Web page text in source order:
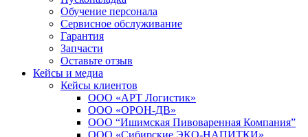
Обучение персонала
Сервисное обслуживание
Гарантия
Запчасти
Оставьте отзыв
Кейсы и медиа
Кейсы клиентов
ООО «АРТ Логистик»
ООО «ОРОН-ДВ»
ООО “Ишимская Пивоваренная Компания”
ООО «Сибирские ЭКО-НАПИТКИ»